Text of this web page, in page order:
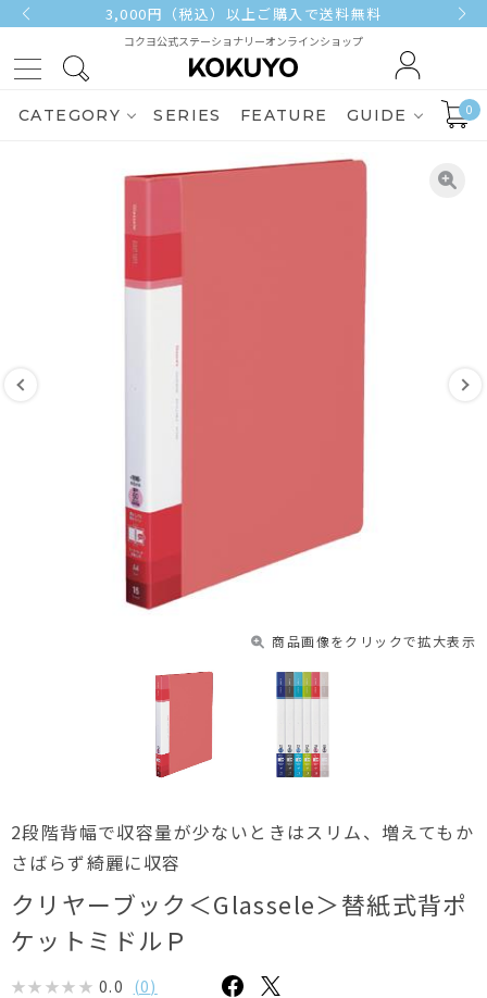
3,000円（税込）以上ご購入で送料無料
コクヨ公式ステーショナリーオンラインショップ
CATEGORY SERIES FEATURE GUIDE 0
商品画像をクリックで拡大表示
2段階背幅で収容量が少ないときはスリム、増えてもか
さばらず綺麗に収容
クリヤーブック＜Glassele＞替紙式背ポ
ケットミドルＰ
0.0 (0)